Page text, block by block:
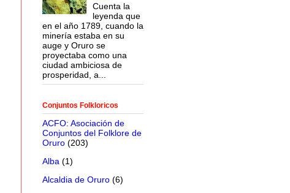
Cuenta la
leyenda que
en el año 1789, cuando la
minería estaba en su
auge y Oruro se
proyectaba como una
ciudad ambiciosa de
prosperidad, a...
Conjuntos Folkloricos
ACFO: Asociación de
Conjuntos del Folklore de
Oruro (203)
Alba (1)
Alcaldia de Oruro (6)